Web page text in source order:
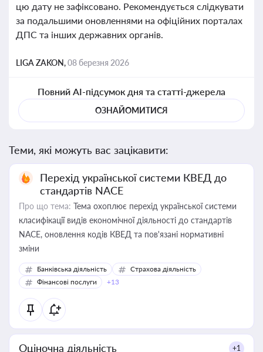
цю дату не зафіксовано. Рекомендується слідкувати
за подальшими оновленнями на офіційних порталах
ДПС та інших державних органів.
LIGA ZAKON,08 березня 2026
Повний AI-підсумок дня та статті-джерела
ОЗНАЙОМИТИСЯ
Теми, які можуть вас зацікавити:
Перехід української системи КВЕД до
стандартів NACE
Про що тема: Тема охоплює перехід української системи
класифікації видів економічної діяльності до стандартів
NACE, оновлення кодів КВЕД та пов'язані нормативні
зміни
Банківська діяльність
Страхова діяльність
Фінансові послуги
+13
Оціночна діяльність +1